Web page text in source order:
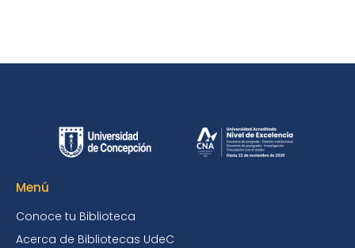
Menú
Conoce tu Biblioteca
Acerca de Bibliotecas UdeC